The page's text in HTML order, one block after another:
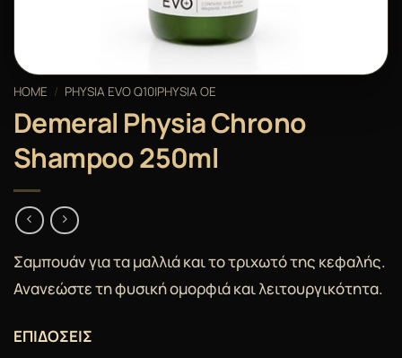
HOME / PHYSIA EVO Q10|PHYSIA OE
Demeral Physia Chrono
Shampoo 250ml
Σαμπουάν για τα μαλλιά και το τριχωτό της κεφαλής.
Ανανεώστε τη φυσική ομορφιά και λειτουργικότητα.
ΕΠΙΔΟΣΕΙΣ